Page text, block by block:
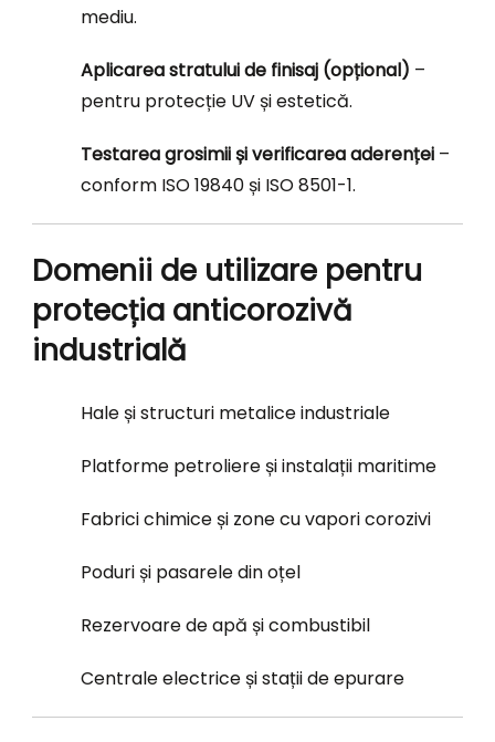
mediu.
Aplicarea stratului de finisaj (opțional) –
pentru protecție UV și estetică.
Testarea grosimii și verificarea aderenței –
conform ISO 19840 și ISO 8501-1.
Domenii de utilizare pentru
protecția anticorozivă
industrială
Hale și structuri metalice industriale
Platforme petroliere și instalații maritime
Fabrici chimice și zone cu vapori corozivi
Poduri și pasarele din oțel
Rezervoare de apă și combustibil
Centrale electrice și stații de epurare